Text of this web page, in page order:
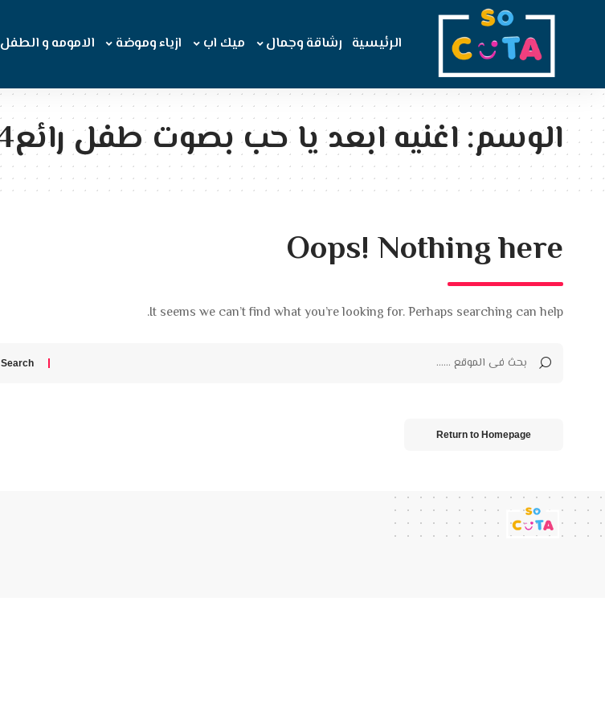
الرئيسية رشاقة وجمال ميك اب ازياء وموضة الامومه و الطفل
الوسم:اغنيه ابعد يا حب بصوت طفل رائع2014
Oops! Nothing here
It seems we can’t find what you’re looking for. Perhaps searching can help.
Return to Homepage